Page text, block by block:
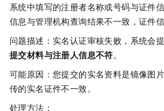
系统中填写的注册者名称或号码与证件
信息与管理机构查询结果不一致，证件
问题描述：实名认证审核失败， 系统会
提交材料与注册人信息不符。
可能原因： 您提交的实名资料是镜像图
传的实名证件不一致。
处理方法：